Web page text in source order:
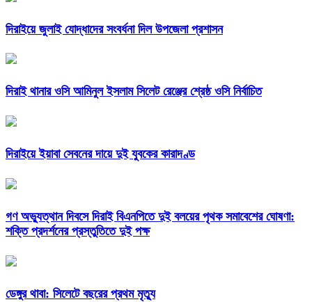
দিরাইয়ে জুলাই যোদ্ধাদের সংবর্ধনা দিল উপজেলা প্রশাসন
দিরাই থানার ওসি আমিনুল ইসলাম সিলেট রেঞ্জের শ্রেষ্ঠ ওসি নির্বাচিত
দিরাইয়ে ইয়াবা সেবনের দায়ে দুই যুবকের কারাদণ্ড
গণ অভ্যুত্থান দিবসে দিরাই বিএনপিতে দুই বলয়ের পৃথক সমাবেশের ঘোষণা:
শক্তি প্রদর্শনের প্রস্তুতিতে দুই পক্ষ
ডেঙ্গুর থাবা: সিলেটে বছরের প্রথম মৃত্যু